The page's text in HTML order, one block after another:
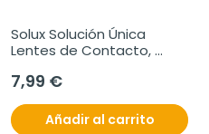
Solux Solución Única
Lentes de Contacto,
7,99 €
Añadir al carrito